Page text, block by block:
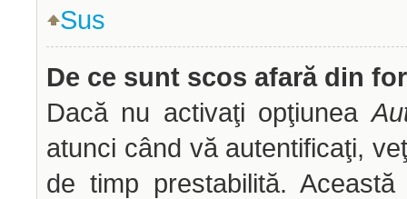
Sus
De ce sunt scos afară din
Dacă nu activaţi opţiunea
atunci când vă autentificaţi,
de timp prestabilită.